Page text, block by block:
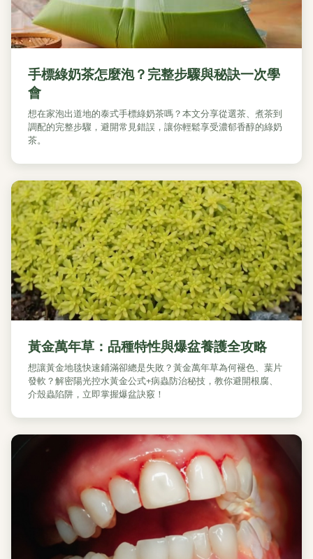
手標綠奶茶怎麼泡？完整步驟與秘訣一次學
會
想在家泡出道地的泰式手標綠奶茶嗎？本文分享從選茶、煮茶到
調配的完整步驟，避開常見錯誤，讓你輕鬆享受濃郁香醇的綠奶
茶。
黃金萬年草：品種特性與爆盆養護全攻略
想讓黃金地毯快速鋪滿卻總是失敗？黃金萬年草為何褪色、葉片
發軟？解密陽光控水黃金公式+病蟲防治秘技，教你避開根腐、
介殼蟲陷阱，立即掌握爆盆訣竅！